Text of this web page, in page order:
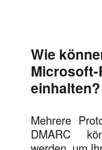
Wie
einhalten?
Mehrere
DMARC